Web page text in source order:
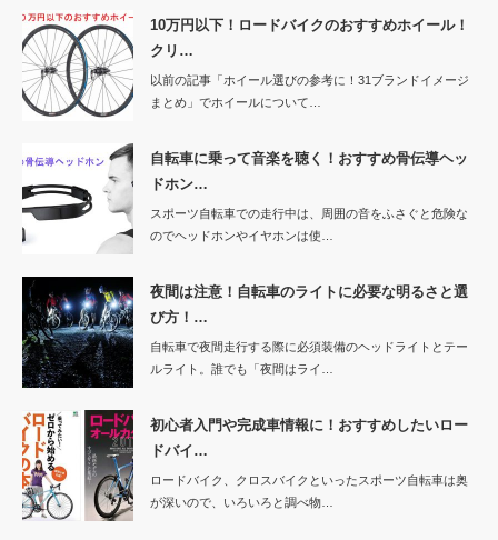
10万円以下！ロードバイクのおすすめホイール！
クリ…
以前の記事「ホイール選びの参考に！31ブランドイメージ
まとめ」でホイールについて…
自転車に乗って音楽を聴く！おすすめ骨伝導ヘッ
ドホン…
スポーツ自転車での走行中は、周囲の音をふさぐと危険な
のでヘッドホンやイヤホンは使…
夜間は注意！自転車のライトに必要な明るさと選
び方！…
自転車で夜間走行する際に必須装備のヘッドライトとテー
ルライト。誰でも「夜間はライ…
初心者入門や完成車情報に！おすすめしたいロー
ドバイ…
ロードバイク、クロスバイクといったスポーツ自転車は奥
が深いので、いろいろと調べ物…